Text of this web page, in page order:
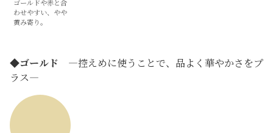
ゴールドや赤と合
わせやすい、やや
黄み寄り。
◆ゴールド ―控えめに使うことで、品よく華やかさをプ
ラス―